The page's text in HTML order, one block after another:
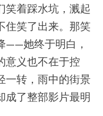
笑着踩水坑，溅起
住笑了出来。那笑
——她终于明白，
意义也不在于控
一转，雨中的街景
成了整部影片最明